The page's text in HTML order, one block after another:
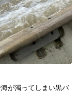
が濁ってしまい黒バ